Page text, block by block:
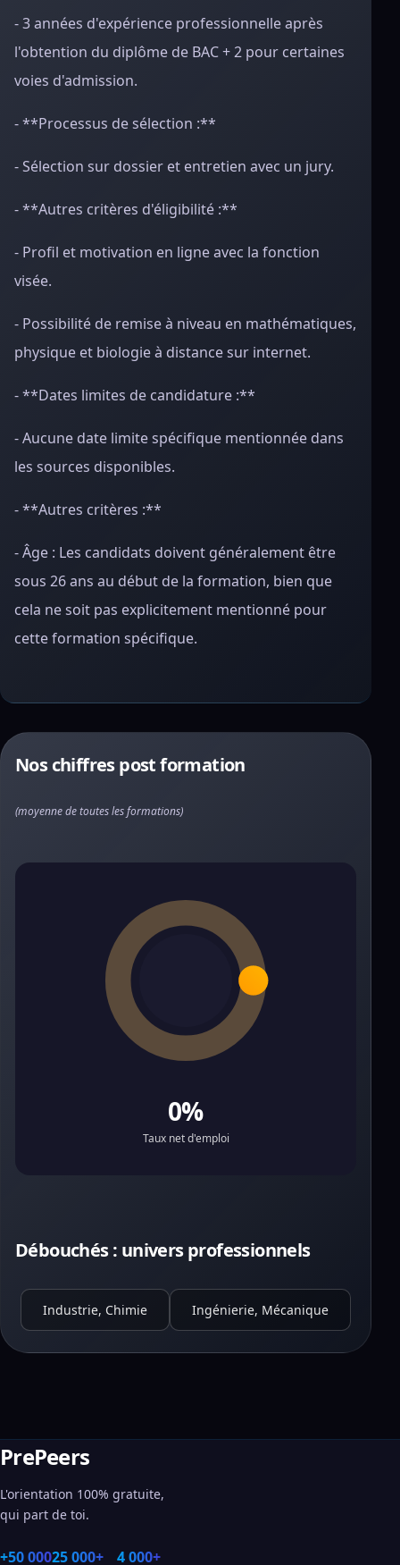
- 3 années d'expérience professionnelle après
l'obtention du diplôme de BAC + 2 pour certaines
voies d'admission.
- **Processus de sélection :**
- Sélection sur dossier et entretien avec un jury.
- **Autres critères d'éligibilité :**
- Profil et motivation en ligne avec la fonction
visée.
- Possibilité de remise à niveau en mathématiques,
physique et biologie à distance sur internet.
- **Dates limites de candidature :**
- Aucune date limite spécifique mentionnée dans
les sources disponibles.
- **Autres critères :**
- Âge : Les candidats doivent généralement être
sous 26 ans au début de la formation, bien que
cela ne soit pas explicitement mentionné pour
cette formation spécifique.
Nos chiffres post formation
(moyenne de toutes les formations)
0%
Taux net d'emploi
Débouchés : univers professionnels
Industrie, Chimie Ingénierie, Mécanique
PrePeers
L'orientation 100% gratuite,
qui part de toi.
+50 00025 000+ 4 000+